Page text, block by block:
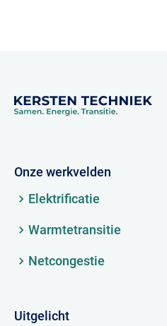
Onze werkvelden
Elektrificatie
Warmtetransitie
Netcongestie
Uitgelicht